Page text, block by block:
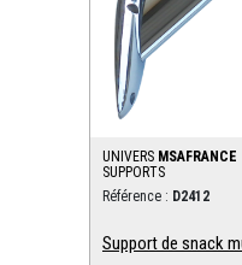
UNIVERS MSAFRANCE
SUPPORTS
Référence : D2412
Support de snack